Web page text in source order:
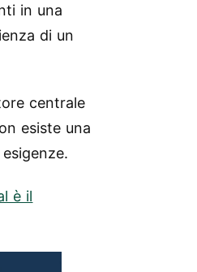
in una
di un
centrale
esiste una
è il